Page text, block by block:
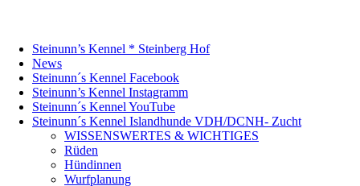
Steinunn’s Kennel * Steinberg Hof
News
Steinunn´s Kennel Facebook
Steinunn’s Kennel Instagramm
Steinunn´s Kennel YouTube
Steinunn´s Kennel Islandhunde VDH/DCNH- Zucht
WISSENSWERTES & WICHTIGES
Rüden
Hündinnen
Wurfplanung